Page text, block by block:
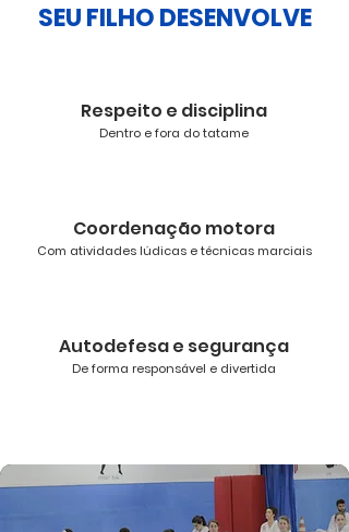
SEU FILHO DESENVOLVE
Respeito e disciplina
Dentro e fora do tatame
Coordenação motora
Com atividades lúdicas e técnicas marciais
Autodefesa e segurança
De forma responsável e divertida